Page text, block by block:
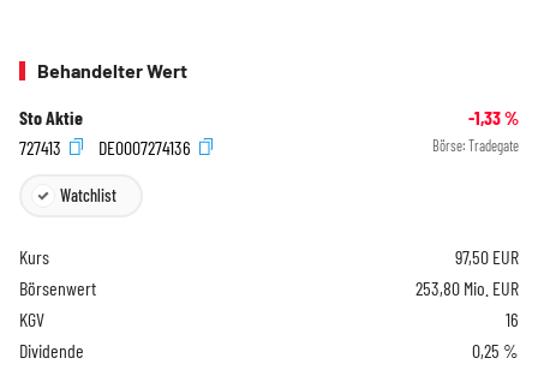
Behandelter Wert
Sto Aktie -1,33%
727413
DE0007274136 Börse: Tradegate
Watchlist
Kurs 97,50 EUR
Börsenwert
253,80 Mio. EUR
KGV
16
Dividende
0,25 %